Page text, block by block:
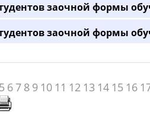
заочной формы
заочной формы
5 6 7 8 9 10 11 12 13 14 15 16